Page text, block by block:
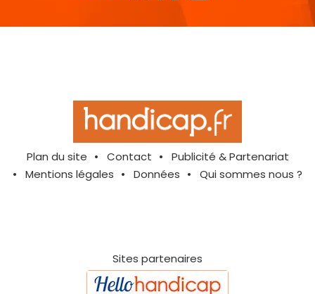
Plan du site Contact
Publicité & Partenariat
Mentions légales
Données Qui sommes nous ?
Sites partenaires